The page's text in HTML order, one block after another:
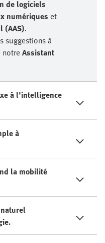
de logiciels
numériques et
(AAS).
suggestions à
notreAssistant
à l'intelligence
à
la mobilité